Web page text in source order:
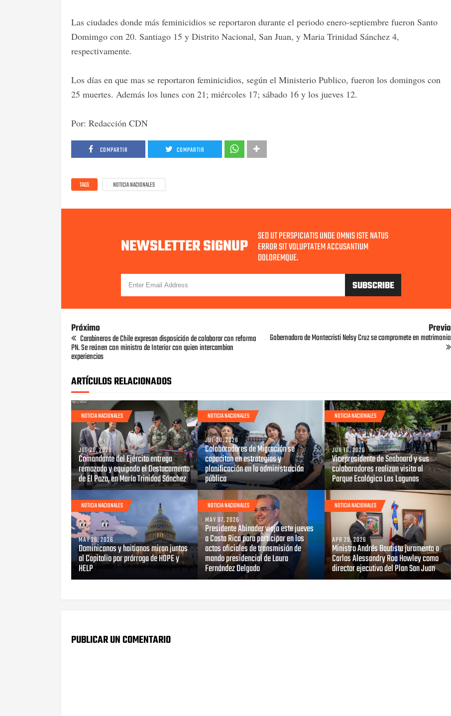
Las ciudades donde más feminicidios se reportaron durante el periodo enero-septiembre fueron Santo
Domimgo con 20. Santiago 15 y Distrito Nacional, San Juan, y Maria Trinidad Sánchez 4,
respectivamente.
Los días en que mas se reportaron feminicidios, según el Ministerio Publico, fueron los domingos con
25 muertes. Además los lunes con 21; miércoles 17; sábado 16 y los jueves 12.
Por: Redacción CDN
COMPARTIR COMPARTIR
TAGS NOTICIA NACIONALES
NEWSLETTER SIGNUP SED UT PERSPICIATIS UNDE OMNIS ISTE NATUS
ERROR SIT VOLUPTATEM ACCUSANTIUM
DOLOREMQUE.
Próximo
Carabineros de Chile expresan disposición de colaborar con reforma
PN. Se reúnen con ministro de Interior con quien intercambian
experiencias
Previo
Gobernadora de Montecristi Nelsy Cruz se compromete en matrimonio
ARTÍCULOS RELACIONADOS
NOTICIA NACIONALES
JUL 20, 2026
Comandante del Ejército entrega
remozado y equipado el Destacamento
de El Pozo, en María Trinidad Sánchez
NOTICIA NACIONALES
JUL 20, 2026
Colaboradores de Migración se
capacitan en estrategias y
planificación en la administración
pública
NOTICIA NACIONALES
JUN 16, 2026
Vicepresidente de Seaboard y sus
colaboradores realizan visita al
Parque Ecológico Las Lagunas
NOTICIA NACIONALES
MAY 26, 2026
Dominicanos y haitianos miran juntos
al Capitolio por prórroga de HOPE y
HELP
NOTICIA NACIONALES
MAY 07, 2026
Presidente Abinader viaja este jueves
a Costa Rica para participar en los
actos oficiales de transmisión de
mando presidencial de Laura
Fernández Delgado
NOTICIA NACIONALES
APR 29, 2026
Ministro Andrés Bautista juramenta a
Carlos Alessandry Roa Howley como
director ejecutivo del Plan San Juan
PUBLICAR UN COMENTARIO